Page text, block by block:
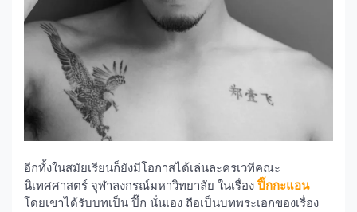
อีกทั้งในสมัยเรียนก็ยังมีโอกาสได้เล่นละครเวทีคณะ
นิเทศศาสตร์ จุฬาลงกรณ์มหาวิทยาลัย ในเรื่องปิ๊กกะแอน
โดยเขาได้รับบทเป็น ปิ๊ก นั่นเอง ถือเป็นบทพระเอกของเรื่อง